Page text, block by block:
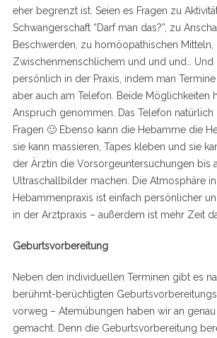
eher begrenzt ist. Seien es Fragen zu
Schwangerschaft “Darf man das?”, zu
Beschwerden, zu homöopathischen Mitteln,
Zwischenmenschlichem und und und… Und
persönlich in der Praxis, indem man
aber auch am Telefon. Beide Möglichkeiten
Anspruch genommen. Das Telefon natürlich
Fragen 🙂 Ebenso kann die Hebamme die
sie kann massieren, Tapes kleben und sie
der Ärztin die Vorsorgeuntersuchungen bis
Ultraschallbilder machen. Die Atmosphäre
Hebammenpraxis ist einfach persönlicher
in der Arztpraxis – außerdem ist mehr Zeit
Geburtsvorbereitung
Neben den individuellen Terminen gibt es
berühmt-berüchtigten
vorweg – Atemübungen haben wir an
gemacht. Denn die Geburtsvorbereitung